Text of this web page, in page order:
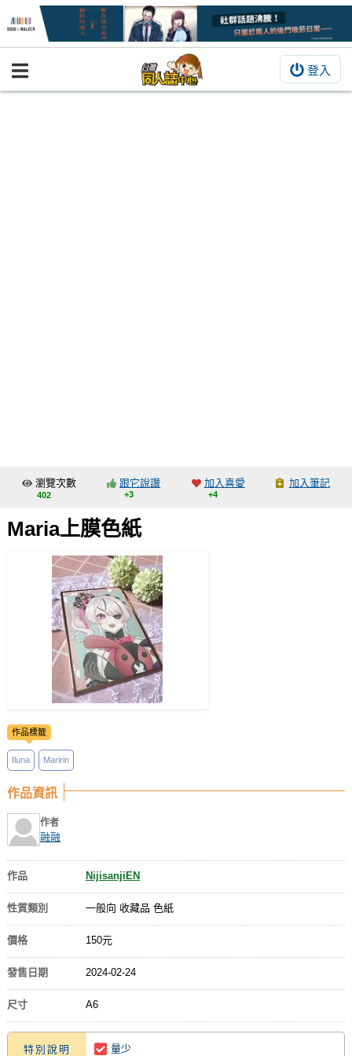
登入
BOOKY書集倉庫
交流中心
攤位轉讓區
會員中心
註冊會員
登入
瀏覽次數
402
跟它說讚
+3
加入喜愛
+4
加入筆記
Maria上膜色紙
作品標籤
Iluna Maririn
作品資訊
作者
融融
作品 NijisanjiEN
性質類別 一般向 收藏品 色紙
價格 150元
發售日期 2024-02-24
尺寸 A6
特別說明 量少